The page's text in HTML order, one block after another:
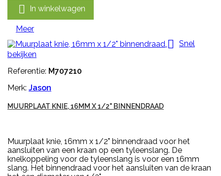
 In winkelwagen
Meer

Snel
bekijken
Referentie: M707210
Merk: Jason
MUURPLAAT KNIE, 16MM X 1/2" BINNENDRAAD
Muurplaat knie, 16mm x 1/2" binnendraad voor het
aansluiten van een kraan op een tyleenslang. De
knelkoppeling voor de tyleenslang is voor een 16mm
slang. Het binnendraad voor het aansluiten van de kraan